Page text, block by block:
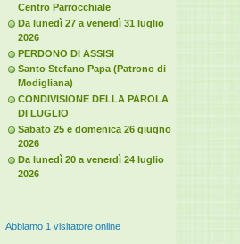
Centro Parrocchiale
Da lunedì 27 a venerdì 31 luglio
2026
PERDONO DI ASSISI
Santo Stefano Papa (Patrono di
Modigliana)
CONDIVISIONE DELLA PAROLA
DI LUGLIO
Sabato 25 e domenica 26 giugno
2026
Da lunedì 20 a venerdì 24 luglio
2026
Abbiamo 1 visitatore online